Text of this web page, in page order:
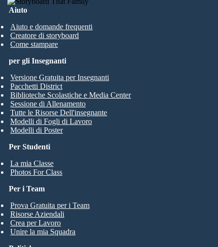
Aiuto
Aiuto e domande frequenti
Creatore di storyboard
Come stampare
Per Studenti
La mia Classe
Photos For Class
per gli Insegnanti
Versione Gratuita per Insegnanti
Pacchetti District
Biblioteche Scolastiche e Media Center
Sessione di Allenamento
Tutte le Risorse Dell'insegnante
Modelli di Fogli di Lavoro
Modelli di Poster
Per i Team
Prova Gratuita per i Team
Risorse Aziendali
Crea per Lavoro
Unire la mia Squadra